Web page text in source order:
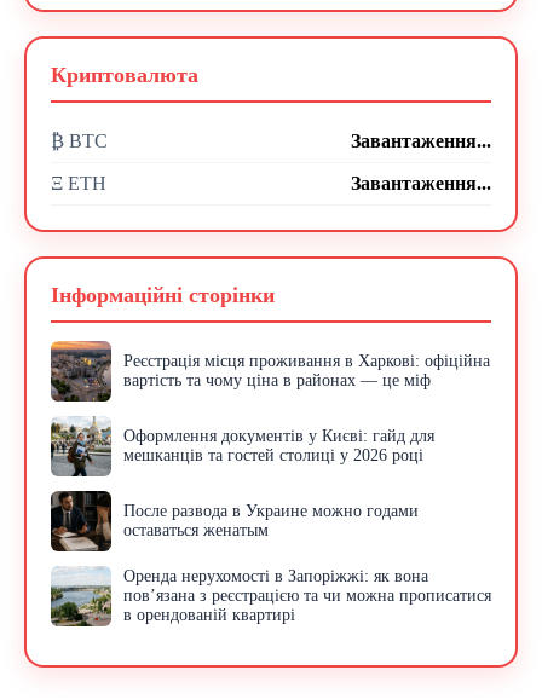
Криптовалюта
₿ BTC Завантаження...
Ξ ETH Завантаження...
Інформаційні сторінки
Реєстрація місця проживання в Харкові: офіційна
вартість та чому ціна в районах — це міф
Оформлення документів у Києві: гайд для
мешканців та гостей столиці у 2026 році
После развода в Украине можно годами
оставаться женатым
Оренда нерухомості в Запоріжжі: як вона
пов’язана з реєстрацією та чи можна прописатися
в орендованій квартирі